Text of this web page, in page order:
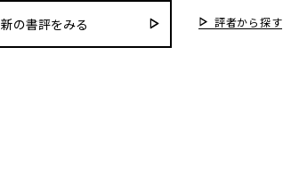
の書評をみる 評者から探す